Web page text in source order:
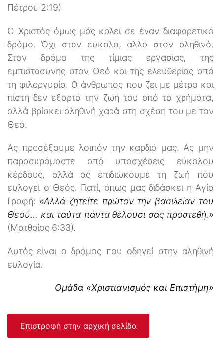
Πέτρου 2:19)
Ο Χριστός όμως μάς καλεί σε έναν διαφορετικό
δρόμο. Όχι στον εύκολο, αλλά στον αληθινό.
Στον δρόμο της τίμιας εργασίας, της
εμπιστοσύνης στον Θεό και της ελευθερίας από
τη φιλαργυρία. Ο άνθρωπος που ζει με μέτρο και
πίστη δεν εξαρτά την ζωή του από τα χρήματα,
αλλά βρίσκει αληθινή χαρά στη σχέση του με τον
Θεό.
Ας προσέξουμε λοιπόν την καρδιά μας. Ας μην
παρασυρόμαστε από υποσχέσεις εύκολου
κέρδους, αλλά ας επιδιώκουμε τη ζωή που
ευλογεί ο Θεός. Γιατί, όπως μας διδάσκει η Αγία
Γραφή: «Αλλά ζητείτε πρώτον την βασιλείαν του
Θεού... και ταύτα πάντα θέλουσι σας προστεθή.»
(Ματθαίος 6:33).
Αυτός είναι ο δρόμος που οδηγεί στην αληθινή
ευλογία.
Ομάδα «Χριστιανισμός και Επιστήμη»
Επιστροφή στην αρχική σελίδα